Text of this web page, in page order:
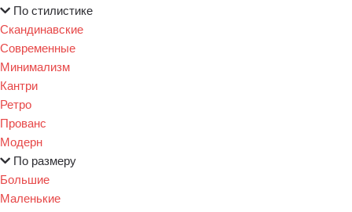
По стилистике
Скандинавские
Современные
Минимализм
Кантри
Ретро
Прованс
Модерн
По размеру
Большие
Маленькие